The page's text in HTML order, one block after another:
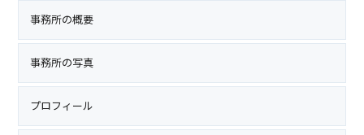
事務所の概要
事務所の写真
プロフィール